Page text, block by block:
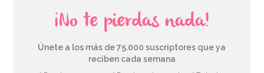
¡No te pierdas nada!
Únete a los más de 75.000 suscriptores que ya
reciben cada semana